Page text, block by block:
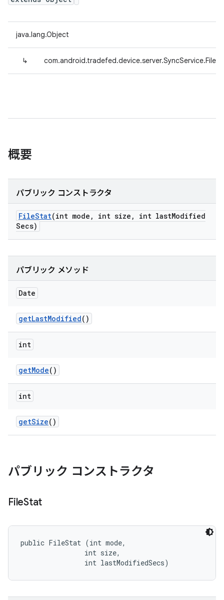
java.lang.Object
↳
概要
パブリック コンストラクタ
FileStat(int mode , int size , int lastModified
Secs)
パブリック メソッド
Date
getLastModified()
int
getMode()
int
getSize()
パブリック コンストラクタ
FileStat
public FileStat (int mode,
                int size,
                int lastModifiedSecs)